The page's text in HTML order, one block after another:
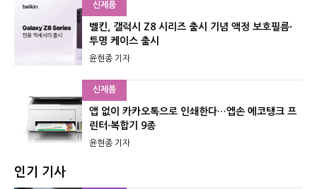
신제품
벨킨, 갤럭시 Z8 시리즈 출시 기념 액정 보호필름·
투명 케이스 출시
윤현종 기자
신제품
앱 없이 카카오톡으로 인쇄한다…엡손 에코탱크 프
린터·복합기 9종
윤현종 기자
인기 기사